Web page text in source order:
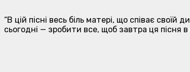
“В цій пісні весь біль матері, що співає
сьогодні — зробити все, щоб завтра ця